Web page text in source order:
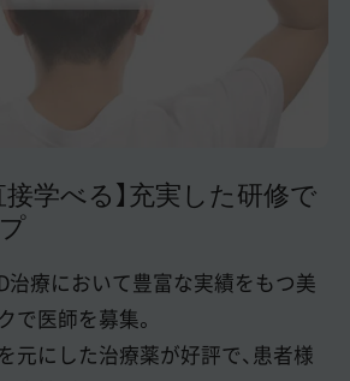
膚科の医師転職体験談
ンタビュー
その他問い合わせ
接学べる】充実した研修で
治療において豊富な実績をもつ美
で医師を募集。
元にした治療薬が好評で、患者様